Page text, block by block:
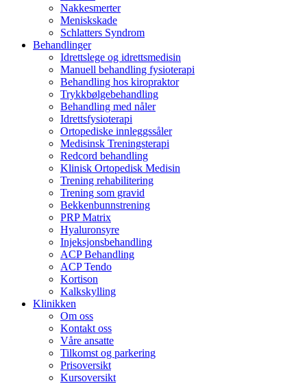
Nakkesmerter
Meniskskade
Schlatters Syndrom
Behandlinger
Idrettslege og idrettsmedisin
Manuell behandling fysioterapi
Behandling hos kiropraktor
Trykkbølgebehandling
Behandling med nåler
Idrettsfysioterapi
Ortopediske innleggssåler
Medisinsk Treningsterapi
Redcord behandling
Klinisk Ortopedisk Medisin
Trening rehabilitering
Trening som gravid
Bekkenbunnstrening
PRP Matrix
Hyaluronsyre
Injeksjonsbehandling
ACP Behandling
ACP Tendo
Kortison
Kalkskylling
Klinikken
Om oss
Kontakt oss
Våre ansatte
Tilkomst og parkering
Prisoversikt
Kursoversikt